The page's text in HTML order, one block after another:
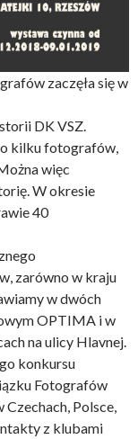
zaczęła się w
DK VSZ.
kilku fotografów,
więc
W okresie
40
zarówno w kraju
w dwóch
OPTIMA i w
na ulicy Hlavnej.
konkursu
Fotografów
Polsce,
z klubami